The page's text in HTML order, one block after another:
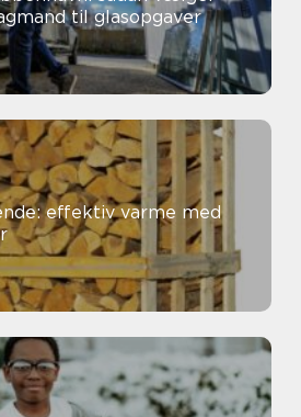
til glasopgaver
effektiv varme med